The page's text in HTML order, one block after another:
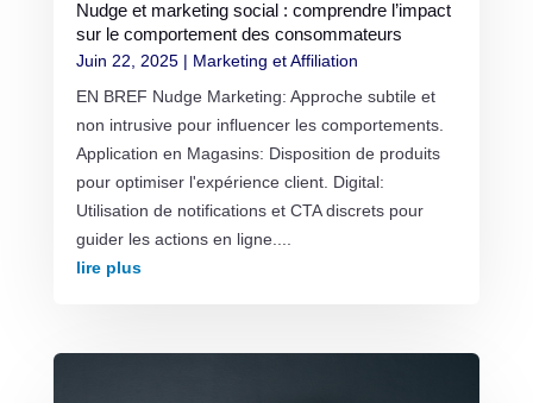
Nudge et marketing social : comprendre l’impact
sur le comportement des consommateurs
Juin 22, 2025| Marketing et Affiliation
EN BREF Nudge Marketing: Approche subtile et
non intrusive pour influencer les comportements.
Application en Magasins: Disposition de produits
pour optimiser l'expérience client. Digital:
Utilisation de notifications et CTA discrets pour
guider les actions en ligne....
lire plus